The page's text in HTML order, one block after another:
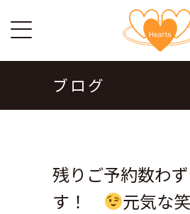
ブログ
残りご予約数わ
す！
元気な